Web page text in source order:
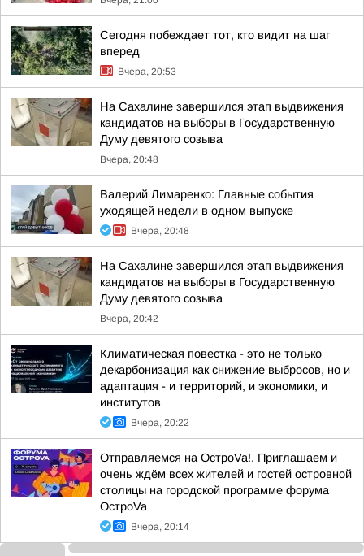
Сегодня побеждает тот, кто видит на шаг
вперед
Вчера, 20:53
На Сахалине завершился этап выдвижения
кандидатов на выборы в Государственную
Думу девятого созыва
Вчера, 20:48
Валерий Лимаренко: Главные события
уходящей недели в одном выпуске
Вчера, 20:48
На Сахалине завершился этап выдвижения
кандидатов на выборы в Государственную
Думу девятого созыва
Вчера, 20:42
Климатическая повестка - это не только
декарбонизация как снижение выбросов, но и
адаптация - и территорий, и экономики, и
институтов
Вчера, 20:22
Отправляемся на ОстроVa!. Приглашаем и
очень ждём всех жителей и гостей островной
столицы на городской программе форума
ОстроVa
Вчера, 20:14